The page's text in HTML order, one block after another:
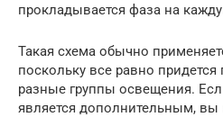
прокладывается фаза на
Такая схема обычно
поскольку все равно
разные группы освещения.
является дополнительным, вы